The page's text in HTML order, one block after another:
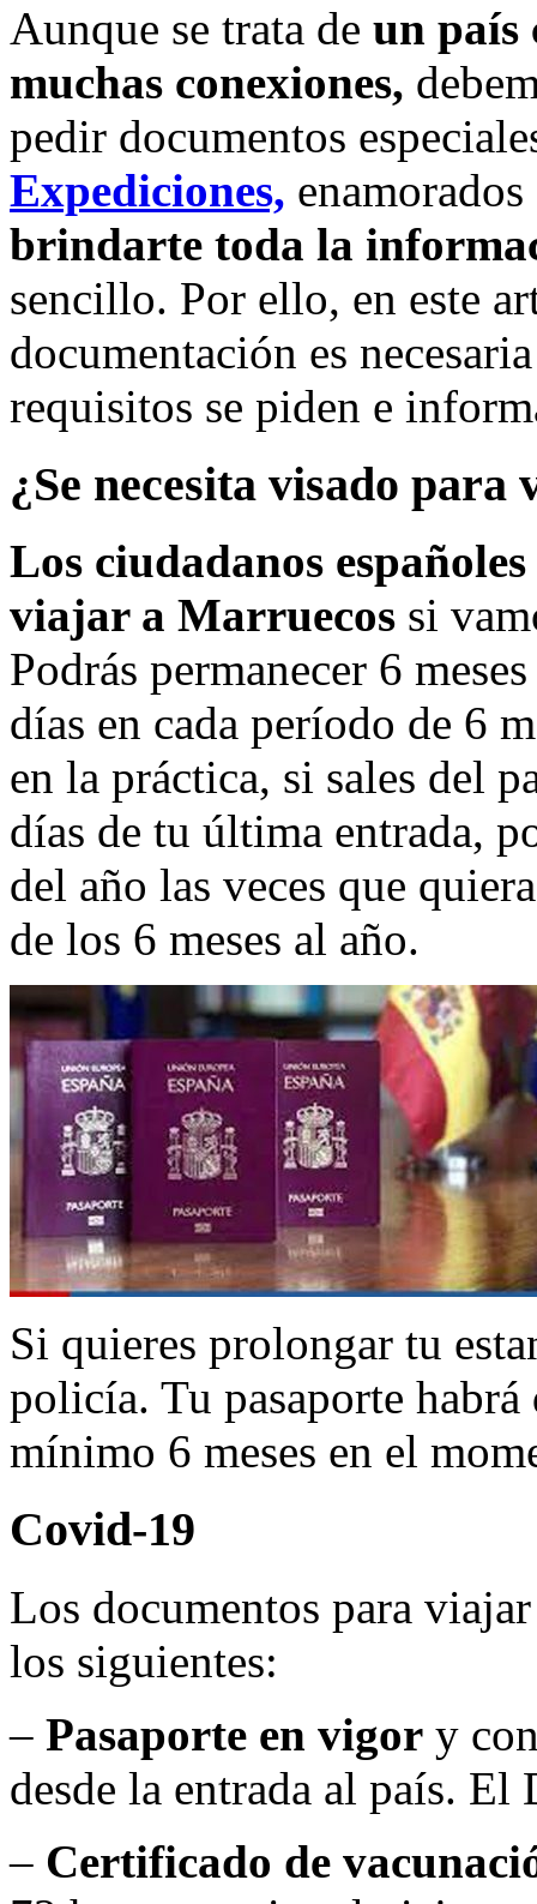
Aunque se trata de un país
muchas conexiones,
pedir documentos
Expediciones,
brindarte toda la
sencillo. Por ello, en este
documentación es
requisitos se piden e
¿Se necesita visado
Los ciudadanos
viajar a Marruecos si
Podrás permanecer 6
días en cada período de 6
en la práctica, si sales del
días de tu última entrada,
del año las veces que
de los 6 meses al año.
Si quieres prolongar tu
policía. Tu pasaporte
mínimo 6 meses en el
Covid-19
Los documentos para
los siguientes:
– Pasaporte en vigor y
desde la entrada al país. El
– Certificado de